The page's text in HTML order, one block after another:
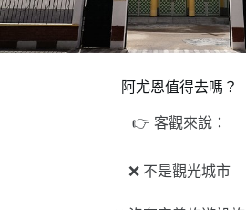
阿尤恩值得去嗎？
👉 客觀來說：
❌ 不是觀光城市